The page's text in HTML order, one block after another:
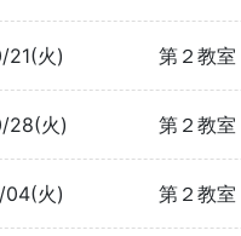
21(火) 第２教室
28(火) 第２教室
04(火) 第２教室